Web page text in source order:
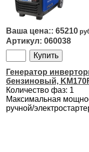
65210
060038
Генератор
бензиновый,
Количество фаз: 1
Максимальная
ручной/